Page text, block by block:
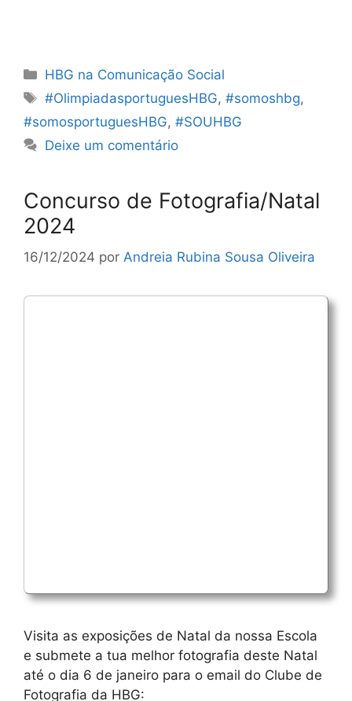
Categorias
HBG na Comunicação Social
Etiquetas
#OlimpiadasportuguesHBG,#somoshbg,
#somosportuguesHBG, #SOUHBG
Deixe um comentário
Concurso de Fotografia/Natal
2024
16/12/2024 por Andreia Rubina Sousa Oliveira
Visita as exposições de Natal da nossa Escola
e submete a tua melhor fotografia deste Natal
até o dia 6 de janeiro para o email do Clube de
Fotografia da HBG: